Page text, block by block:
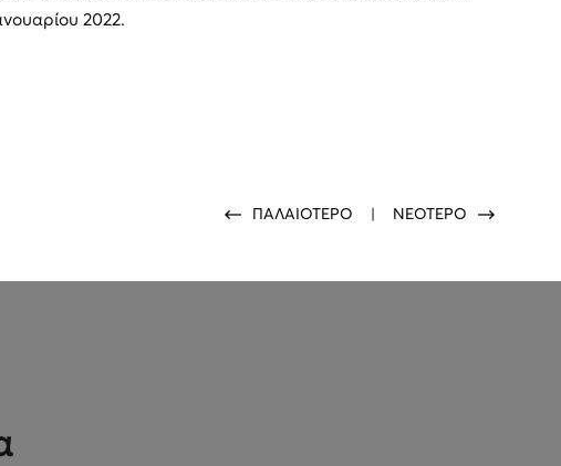
2022.
ΠΑΛΑΙΟΤΕΡΟ ΝΕΟΤΕΡΟ